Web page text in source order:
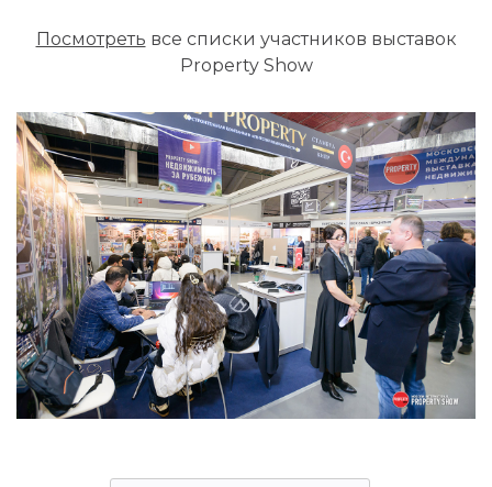
Посмотреть все списки участников выставок
Property Show